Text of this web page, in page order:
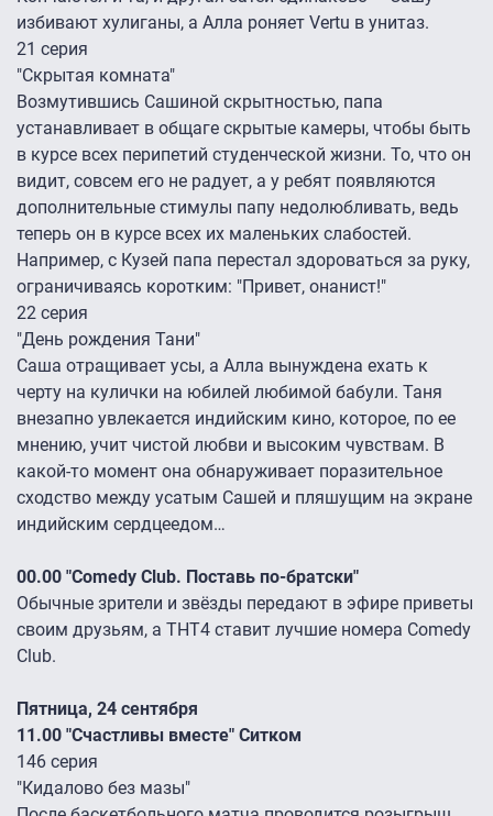
избивают хулиганы, а Алла роняет Vertu в унитаз.
21 серия
"Скрытая комната"
Возмутившись Сашиной скрытностью, папа
устанавливает в общаге скрытые камеры, чтобы быть
в курсе всех перипетий студенческой жизни. То, что он
видит, совсем его не радует, а у ребят появляются
дополнительные стимулы папу недолюбливать, ведь
теперь он в курсе всех их маленьких слабостей.
Например, с Кузей папа перестал здороваться за руку,
ограничиваясь коротким: "Привет, онанист!"
22 серия
"День рождения Тани"
Саша отращивает усы, а Алла вынуждена ехать к
черту на кулички на юбилей любимой бабули. Таня
внезапно увлекается индийским кино, которое, по ее
мнению, учит чистой любви и высоким чувствам. В
какой-то момент она обнаруживает поразительное
сходство между усатым Сашей и пляшущим на экране
индийским сердцеедом…
00.00 "Comedy Club. Поставь по-братски"
Обычные зрители и звёзды передают в эфире приветы
своим друзьям, а ТНТ4 ставит лучшие номера Comedy
Club.
Пятница, 24 сентября
11.00 "Счастливы вместе" Ситком
146 серия
"Кидалово без мазы"